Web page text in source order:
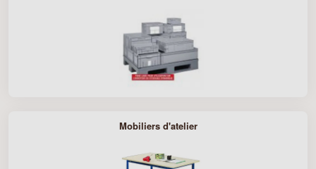
Mobiliers d'atelier